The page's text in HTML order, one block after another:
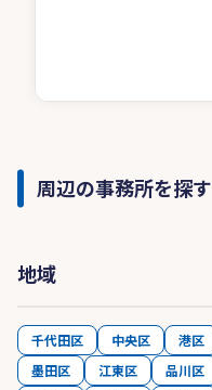
周辺の事務所を探す
地域
千代田区 中央区 港区
墨田区
江東区 品川区